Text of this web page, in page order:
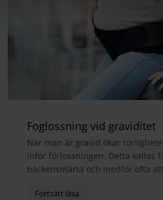
Foglossning vid graviditet
När man är gravid ökar
inför förlossningen. Detta kallas
bäckensmärta och medför ofta